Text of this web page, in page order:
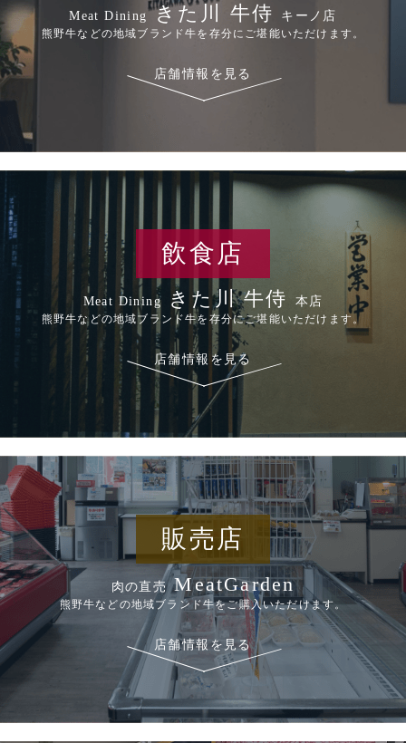
Meat Diningきた川 牛侍 キーノ店
熊野牛などの地域ブランド牛を存分にご堪能いただけます。
店舗情報を見る
飲食店
Meat Diningきた川 牛侍 本店
熊野牛などの地域ブランド牛を存分にご堪能いただけます。
店舗情報を見る
販売店
肉の直売MeatGarden
熊野牛などの地域ブランド牛をご購入いただけます。
店舗情報を見る